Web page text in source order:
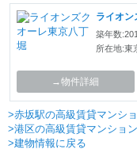
築年数
所在地:東
→物件詳細
>赤坂駅の高級賃貸マンシ
>港区の高級賃貸マンショ
>建物情報に戻る